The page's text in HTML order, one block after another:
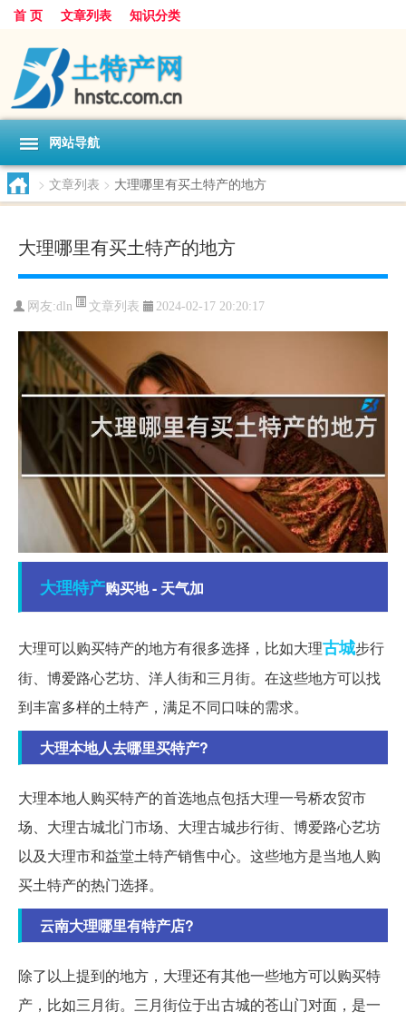
首 页 文章列表 知识分类
网站导航
> 文章列表 > 大理哪里有买土特产的地方
大理哪里有买土特产的地方
网友:dln 文章列表 2024-02-17 20:20:17
大理特产购买地 - 天气加
大理可以购买特产的地方有很多选择，比如大理古城步行
街、博爱路心艺坊、洋人街和三月街。在这些地方可以找
到丰富多样的土特产，满足不同口味的需求。
大理本地人去哪里买特产?
大理本地人购买特产的首选地点包括大理一号桥农贸市
场、大理古城北门市场、大理古城步行街、博爱路心艺坊
以及大理市和益堂土特产销售中心。这些地方是当地人购
买土特产的热门选择。
云南大理哪里有特产店?
除了以上提到的地方，大理还有其他一些地方可以购买特
产，比如三月街。三月街位于出古城的苍山门对面，是一